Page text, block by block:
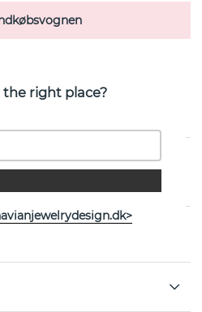
6 uger
en ring i 18k hvidguld fra
the right place?